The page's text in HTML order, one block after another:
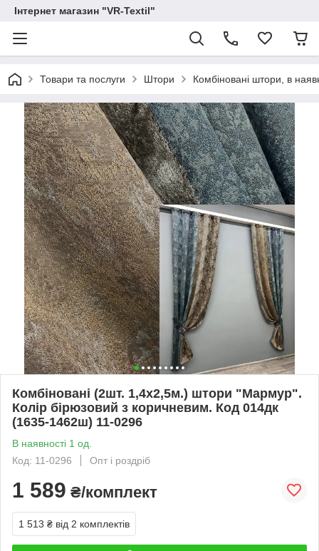
Інтернет магазин "VR-Textil"
Товари та послуги Штори Комбіновані штори, в
Комбіновані (2шт. 1,4х2,5м.) штори "Мармур".
Колір бірюзовий з коричневим. Код 014дк
(1635-1462ш) 11-0296
В наявності 1 од.
Код: 11-0296
Опт і роздріб
1 589 ₴/комплект
1 513 ₴ від 2 комплектів